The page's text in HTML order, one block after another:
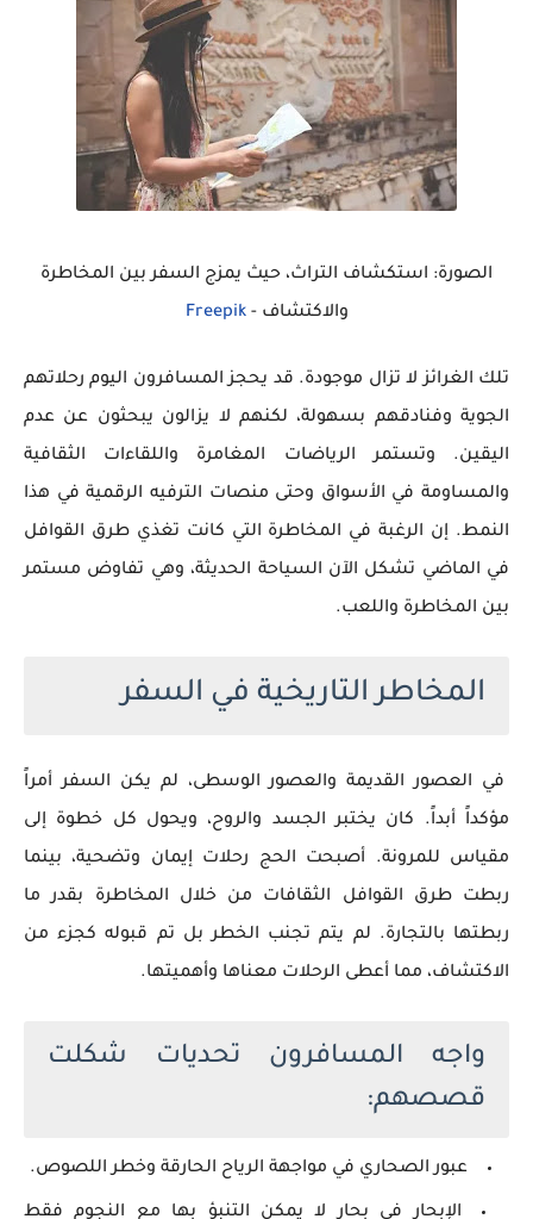
الصورة: استكشاف التراث، حيث يمزج السفر بين المخاطرة
والاكتشاف -Freepik
تلك الغرائز لا تزال موجودة. قد يحجز المسافرون اليوم رحلاتهم
الجوية وفنادقهم بسهولة، لكنهم لا يزالون يبحثون عن عدم
اليقين. وتستمر الرياضات المغامرة واللقاءات الثقافية
والمساومة في الأسواق وحتى منصات الترفيه الرقمية في هذا
النمط. إن الرغبة في المخاطرة التي كانت تغذي طرق القوافل
في الماضي تشكل الآن السياحة الحديثة، وهي تفاوض مستمر
بين المخاطرة واللعب.
المخاطر التاريخية في السفر
في العصور القديمة والعصور الوسطى، لم يكن السفر أمراً
مؤكداً أبداً. كان يختبر الجسد والروح، ويحول كل خطوة إلى
مقياس للمرونة. أصبحت الحج رحلات إيمان وتضحية، بينما
ربطت طرق القوافل الثقافات من خلال المخاطرة بقدر ما
ربطتها بالتجارة. لم يتم تجنب الخطر بل تم قبوله كجزء من
الاكتشاف، مما أعطى الرحلات معناها وأهميتها.
واجه المسافرون تحديات شكلت
قصصهم:
عبور الصحاري في مواجهة الرياح الحارقة وخطر اللصوص.
الإبحار في بحار لا يمكن التنبؤ بها مع النجوم فقط